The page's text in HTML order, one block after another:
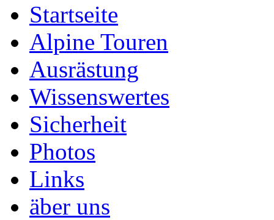
Startseite
Alpine Touren
Ausrästung
Wissenswertes
Sicherheit
Photos
Links
äber uns